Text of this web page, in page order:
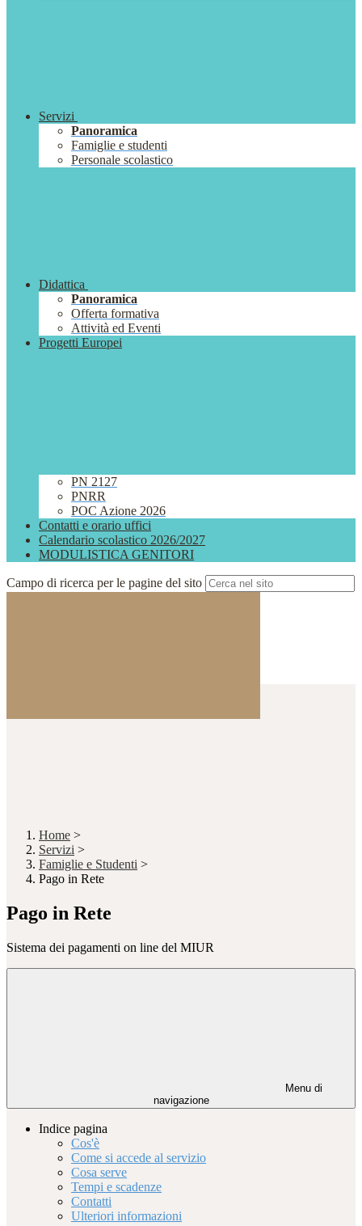
Servizi
Panoramica
Famiglie e studenti
Personale scolastico
Didattica
Panoramica
Offerta formativa
Attività ed Eventi
Progetti Europei
PN 2127
PNRR
POC Azione 2026
Contatti e orario uffici
Calendario scolastico 2026/2027
MODULISTICA GENITORI
Campo di ricerca per le pagine del sito
Home >
Servizi >
Famiglie e Studenti >
Pago in Rete
Pago in Rete
Sistema dei pagamenti on line del MIUR
Menu di
navigazione
Indice pagina
Cos'è
Come si accede al servizio
Cosa serve
Tempi e scadenze
Contatti
Ulteriori informazioni